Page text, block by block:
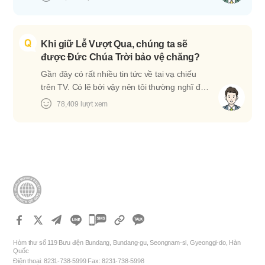
rỗi, còn lễ tạ ơn chỉ là ngày do loài người…
khác nhau tùy theo mỗi thời đại. Vào thời đại
Đức Cha, danh của Đức Chúa Trời là Giêhôva.
Vào thời đại Đức Con, Ngài đã đến với danh
Jêsus. Còn vào thời đại Đức Thánh Linh, Ngài
đã đến với danh mới của Đức Chúa Jêsus
(Tham khảo: Khải Huyền 3:12). Cả ba đều là
Khi giữ Lễ Vượt Qua, chúng ta sẽ
được Đức Chúa Trời bảo vệ chăng?
Gần đây có rất nhiều tin tức về tai vạ chiếu
trên TV. Có lẽ bởi vậy nên tôi thường nghĩ đến
Lễ Vượt Qua giúp chúng ta thoát khỏi tai vạ.
được bảo vệ khỏi tai vạ bởi việc giữ Lễ Vượt
trước, tình huống thể này đã diễn ra…
78,409 lượt xem
카
오
톡
Hòm thư số 119 Bưu điện Bundang, Bundang-gu, Seongnam-si, Gyeonggi-do, Hàn
Quốc
Điện thoại: 8231-738-5999 Fax: 8231-738-5998